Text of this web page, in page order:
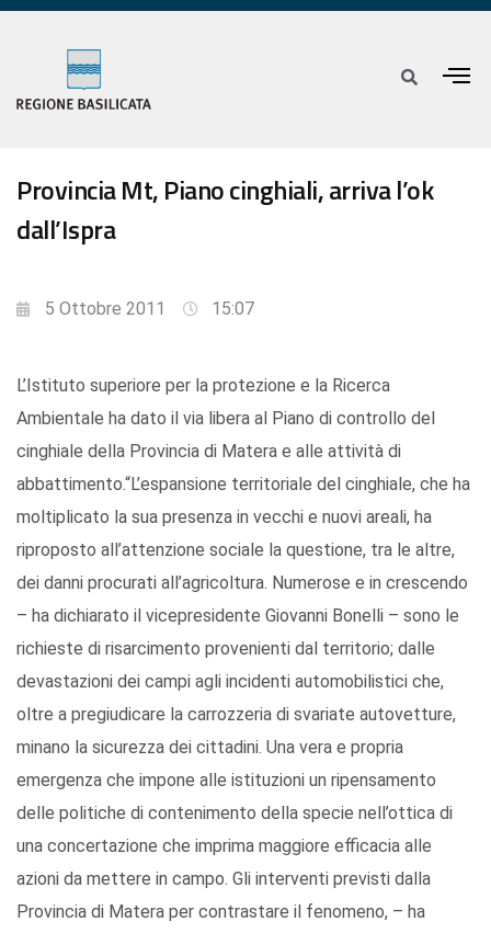
Provincia Mt, Piano cinghiali, arriva l’ok
dall’Ispra
5 Ottobre 2011 15:07
L’Istituto superiore per la protezione e la Ricerca
Ambientale ha dato il via libera al Piano di controllo del
cinghiale della Provincia di Matera e alle attività di
abbattimento.“L’espansione territoriale del cinghiale, che ha
moltiplicato la sua presenza in vecchi e nuovi areali, ha
riproposto all’attenzione sociale la questione, tra le altre,
dei danni procurati all’agricoltura. Numerose e in crescendo
– ha dichiarato il vicepresidente Giovanni Bonelli – sono le
richieste di risarcimento provenienti dal territorio; dalle
devastazioni dei campi agli incidenti automobilistici che,
oltre a pregiudicare la carrozzeria di svariate autovetture,
minano la sicurezza dei cittadini. Una vera e propria
emergenza che impone alle istituzioni un ripensamento
delle politiche di contenimento della specie nell’ottica di
una concertazione che imprima maggiore efficacia alle
azioni da mettere in campo. Gli interventi previsti dalla
Provincia di Matera per contrastare il fenomeno, – ha